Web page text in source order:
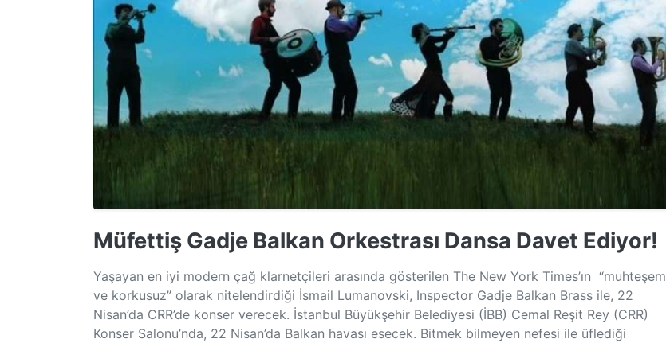
Müfettiş Gadje Balkan Orkestrası Dansa Davet Ediyor!
Yaşayan en iyi modern çağ klarnetçileri arasında gösterilen The New York Times’ın “muhteşem
ve korkusuz” olarak nitelendirdiği İsmail Lumanovski, Inspector Gadje Balkan Brass ile, 22
Nisan’da CRR’de konser verecek. İstanbul Büyükşehir Belediyesi (İBB) Cemal Reşit Rey (CRR)
Konser Salonu’nda, 22 Nisan’da Balkan havası esecek. Bitmek bilmeyen nefesi ile üflediği